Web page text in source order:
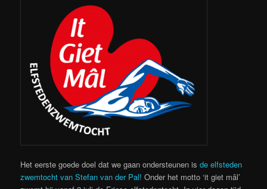
Het eerste goede doel dat we gaan ondersteunen isde elfsteden
zwemtocht van Stefan van der Pal! Onder het motto ‘it giet mâl’